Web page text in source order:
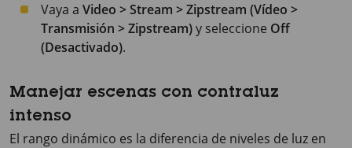
Vaya a Video > Stream > Zipstream (Vídeo >
Transmisión > Zipstream)y seleccione Off
(Desactivado).
Manejar escenas con contraluz
intenso
El rango dinámico es la diferencia de niveles de luz en